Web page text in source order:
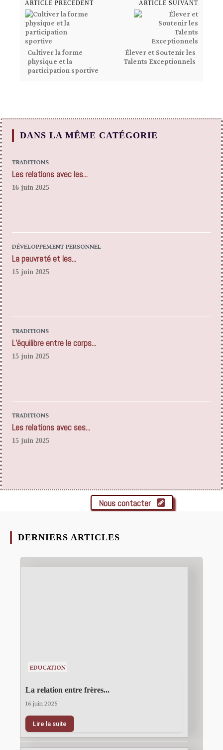
ARTICLE PRÉCÉDENT
Cultiver la forme
physique et la
participation sportive
ARTICLE SUIVANT
Élever et Soutenir les
Talents Exceptionnels
DANS LA MÊME CATÉGORIE
TRADITIONS
Les relations avec les...
16 juin 2025
DÉVELOPPEMENT PERSONNEL
La pauvreté et les...
15 juin 2025
TRADITIONS
L’équilibre entre le corps...
15 juin 2025
TRADITIONS
Les relations avec ses...
15 juin 2025
Nous contacter
DERNIERS ARTICLES
EDUCATION
La relation entre frères...
16 juin 2025
Lire la suite